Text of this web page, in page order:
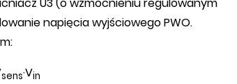
U3 (o wzmocnieniu regulowanym
napięcia wyjściowego PWO.
sens·Vin